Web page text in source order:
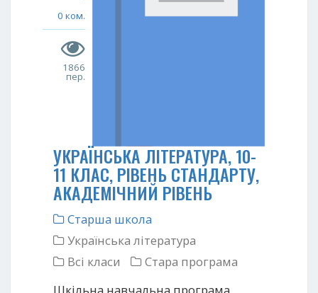
0 ком.
1866
пер.
УКРАЇНСЬКА ЛІТЕРАТУРА, 10-
11 КЛАС, РІВЕНЬ СТАНДАРТУ,
АКАДЕМІЧНИЙ РІВЕНЬ
Старша школа
Українська література
Всі класи
Стара програма